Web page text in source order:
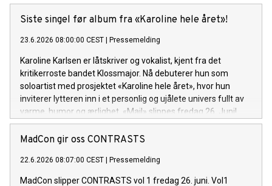
Siste singel før album fra «Karoline hele året»!
23.6.2026 08:00:00 CEST Pressemelding
Karoline Karlsen er låtskriver og vokalist, kjent fra det
kritikerroste bandet Klossmajor. Nå debuterer hun som
soloartist med prosjektet «Karoline hele året», hvor hun
inviterer lytteren inn i et personlig og ujålete univers fullt av
varme, humor og ærlighet. «Mail» slippes fredag 26. Juni!
MadCon gir oss CONTRASTS
22.6.2026 08:07:00 CEST Pressemelding
MadCon slipper CONTRASTS vol 1 fredag 26. juni. Vol1